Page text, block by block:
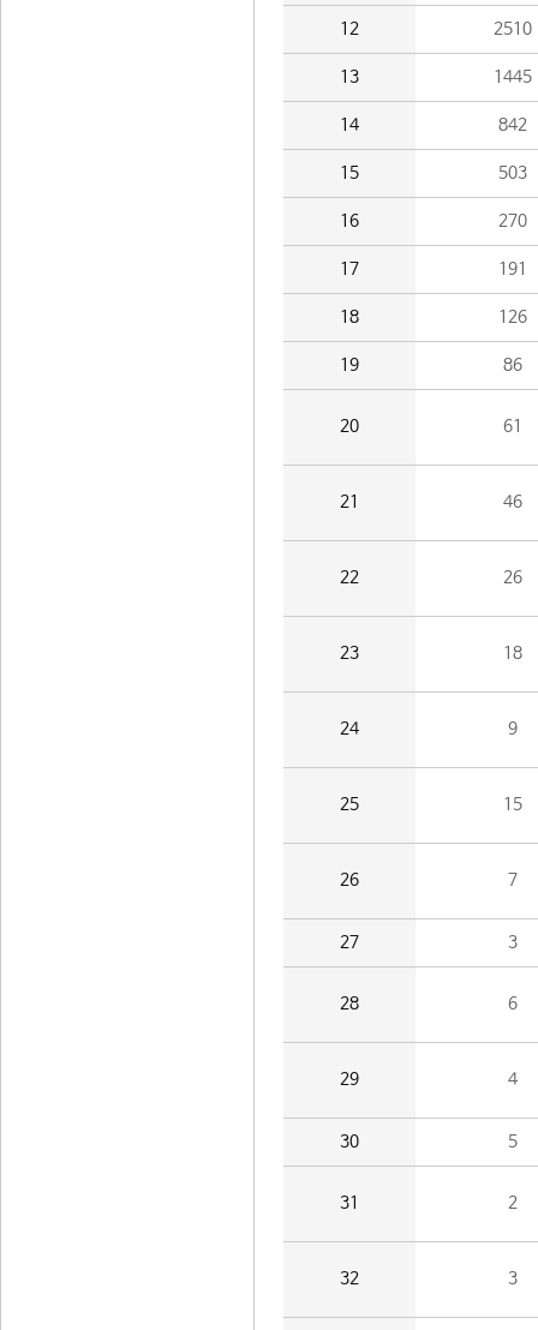
12 2510
13 1445
14 842
15 503
16 270
17 191
18 126
19 86
20 61
21 46
22 26
23 18
24 9
25 15
26 7
27 3
28 6
29 4
30 5
31 2
32 3